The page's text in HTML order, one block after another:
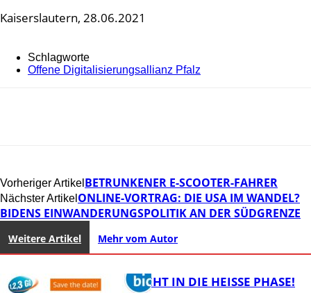
Kaiserslautern, 28.06.2021
Schlagworte
Offene Digitalisierungsallianz Pfalz
Vorheriger Artikel BETRUNKENER E-SCOOTER-FAHRER
Nächster Artikel ONLINE-VORTRAG: DIE USA IM WANDEL?
BIDENS EINWANDERUNGSPOLITIK AN DER SÜDGRENZE
Weitere Artikel Mehr vom Autor
1,2,3 GO® GEHT IN DIE HEISSE PHASE!